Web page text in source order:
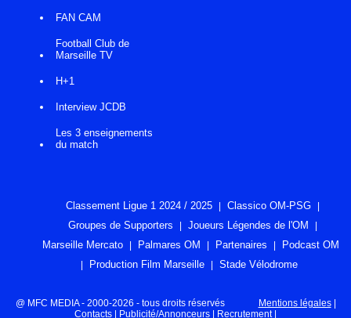
FAN CAM
Football Club de
Marseille TV
H+1
Interview JCDB
Les 3 enseignements
du match
Classement Ligue 1 2024 / 2025
Classico OM-PSG
Groupes de Supporters
Joueurs Légendes de l'OM
Marseille Mercato
Palmares OM Partenaires
Podcast OM
Production Film Marseille
Stade Vélodrome
@ MFC MEDIA - 2000-2026 - tous droits réservés Mentions légales|
Contacts
Publicité/Annonceurs Recrutement|